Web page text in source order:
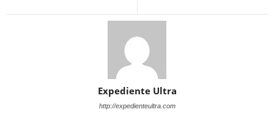
Expediente Ultra
http://expedienteultra.com